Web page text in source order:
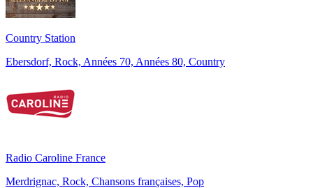
Country Station
Ebersdorf, Rock, Années 70, Années 80, Country
Radio Caroline France
Merdrignac, Rock, Chansons françaises, Pop